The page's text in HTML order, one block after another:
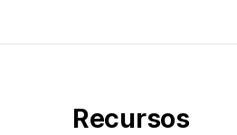
Recursos